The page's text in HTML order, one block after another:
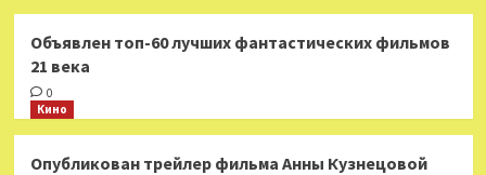
Объявлен топ-60 лучших фантастических фильмов
21 века
0
Кино
Опубликован трейлер фильма Анны Кузнецовой